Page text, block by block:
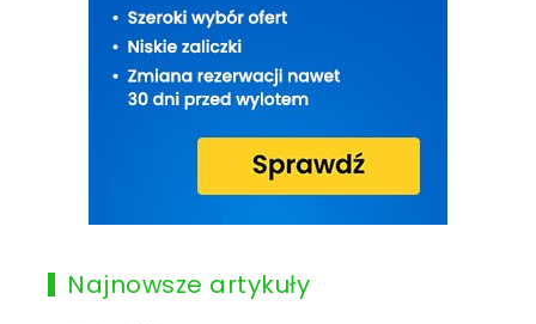
Najnowsze artykuły